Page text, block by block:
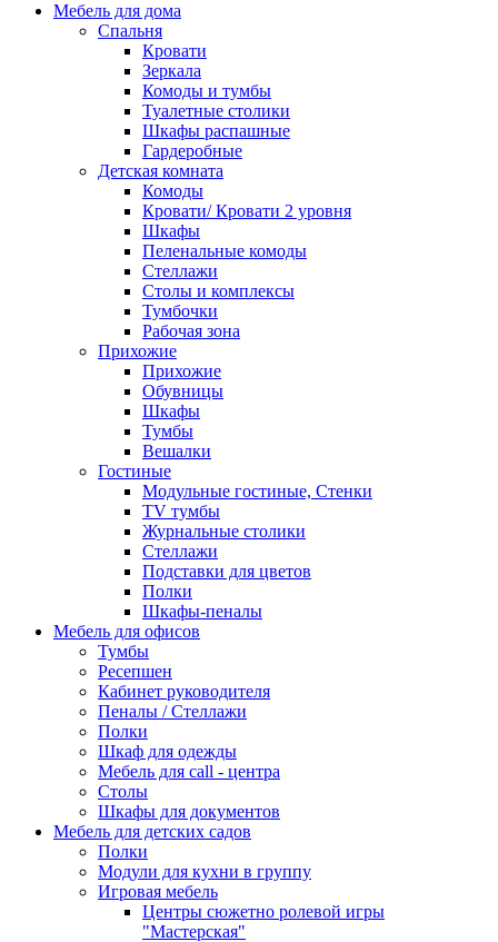
Мебель для дома
Спальня
Кровати
Зеркала
Комоды и тумбы
Туалетные столики
Шкафы распашные
Гардеробные
Детская комната
Комоды
Кровати/ Кровати 2 уровня
Шкафы
Пеленальные комоды
Стеллажи
Столы и комплексы
Тумбочки
Рабочая зона
Прихожие
Прихожие
Обувницы
Шкафы
Тумбы
Вешалки
Гостиные
Модульные гостиные, Стенки
TV тумбы
Журнальные столики
Стеллажи
Подставки для цветов
Полки
Шкафы-пеналы
Мебель для офисов
Тумбы
Ресепшен
Кабинет руководителя
Пеналы / Стеллажи
Полки
Шкаф для одежды
Мебель для call - центра
Столы
Шкафы для документов
Мебель для детских садов
Полки
Модули для кухни в группу
Игровая мебель
Центры сюжетно ролевой игры
"Мастерская"